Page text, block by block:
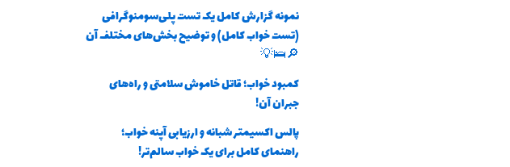
نمونه گزارش کامل یک تست پلی‌سومنوگرافی
(تست خواب کامل) و توضیح بخش‌های مختلف آن
🔎🛌💡
کمبود خواب؛ قاتل خاموش سلامتی و راه‌های
جبران آن!
پالس اکسیمتر شبانه و ارزیابی آپنه خواب؛
راهنمای کامل برای یک خواب سالم‌تر!